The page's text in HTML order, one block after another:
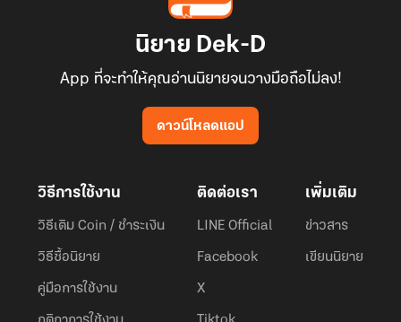
นิยาย Dek-D
App ที่จะทำให้คุณอ่านนิยายจนวางมือถือไม่ลง!
ดาวน์โหลดแอป
วิธีการใช้งาน
วิธีเติม Coin / ชำระเงิน
วิธีซื้อนิยาย
คู่มือการใช้งาน
ติดต่อเรา
LINE Official
Facebook
X
เพิ่มเติม
ข่าวสาร
เขียนนิยาย